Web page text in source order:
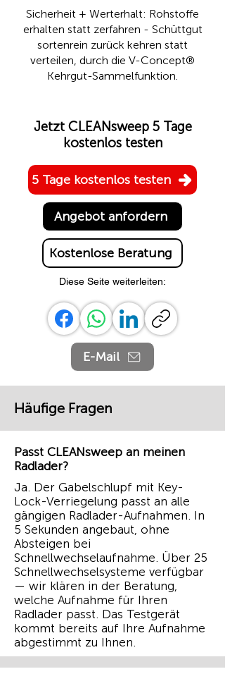
Sicherheit + Werterhalt: Rohstoffe
erhalten statt zerfahren - Schüttgut
sortenrein zurück kehren statt
verteilen, durch die V-Concept®
Kehrgut-Sammelfunktion.
Jetzt CLEANsweep 5 Tage
kostenlos testen
5 Tage kostenlos testen
Angebot anfordern
Kostenlose Beratung
Diese Seite weiterleiten:
E-Mail
Häufige Fragen
Passt CLEANsweep an meinen
Radlader?
Ja. Der Gabelschlupf mit Key-
Lock-Verriegelung passt an alle
gängigen Radlader-Aufnahmen. In
5 Sekunden angebaut, ohne
Absteigen bei
Schnellwechselaufnahme. Über 25
Schnellwechselsysteme verfügbar
— wir klären in der Beratung,
welche Aufnahme für Ihren
Radlader passt. Das Testgerät
kommt bereits auf Ihre Aufnahme
abgestimmt zu Ihnen.